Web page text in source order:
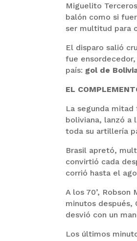
Miguelito
balón como si
ser multitud para
El disparo salió
fue
país: gol de
EL
La segunda
boliviana, lanzó a
toda su artillería
Brasil apretó,
convirtió cada
corrió hasta el
A los 70’,
minutos después,
desvió con un
Los últimos